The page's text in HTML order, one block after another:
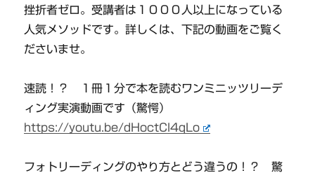
挫折者ゼロ。受講者は１０００人以上になっている
人気メソッドです。詳しくは、下記の動画をご覧く
ださいませ。
速読！？ １冊１分で本を読むワンミニッツリーデ
ィング実演動画です（驚愕）
https://youtu.be/dHoctCl4qLo
フォトリーディングのやり方とどう違うの！？ 驚